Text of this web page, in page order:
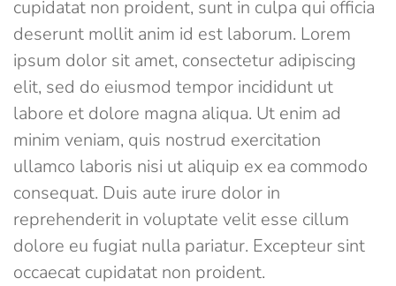
cupidatat non proident, sunt in culpa qui officia
deserunt mollit anim id est laborum. Lorem
ipsum dolor sit amet, consectetur adipiscing
elit, sed do eiusmod tempor incididunt ut
labore et dolore magna aliqua. Ut enim ad
minim veniam, quis nostrud exercitation
ullamco laboris nisi ut aliquip ex ea commodo
consequat. Duis aute irure dolor in
reprehenderit in voluptate velit esse cillum
dolore eu fugiat nulla pariatur. Excepteur sint
occaecat cupidatat non proident.